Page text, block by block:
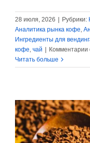
28 июля, 2026 | Рубрики:
Аналитика рынка кофе,
Ингредиенты для
кофе, чай | Комментарии к
Читать больше